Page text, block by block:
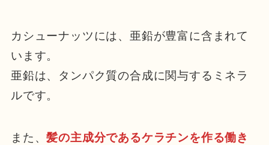
カシューナッツには、亜鉛が豊富に含まれて
います。
亜鉛は、タンパク質の合成に関与するミネラ
ルです。
また、髪の主成分であるケラチンを作る働き